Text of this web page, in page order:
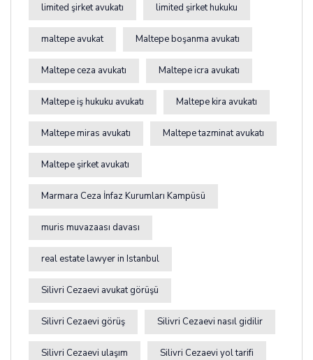
limited şirket avukatı limited şirket hukuku
maltepe avukat Maltepe boşanma avukatı
Maltepe ceza avukatı Maltepe icra avukatı
Maltepe iş hukuku avukatı Maltepe kira avukatı
Maltepe miras avukatı Maltepe tazminat avukatı
Maltepe şirket avukatı
Marmara Ceza İnfaz Kurumları Kampüsü
muris muvazaası davası
real estate lawyer in Istanbul
Silivri Cezaevi avukat görüşü
Silivri Cezaevi görüş Silivri Cezaevi nasıl gidilir
Silivri Cezaevi ulaşım Silivri Cezaevi yol tarifi